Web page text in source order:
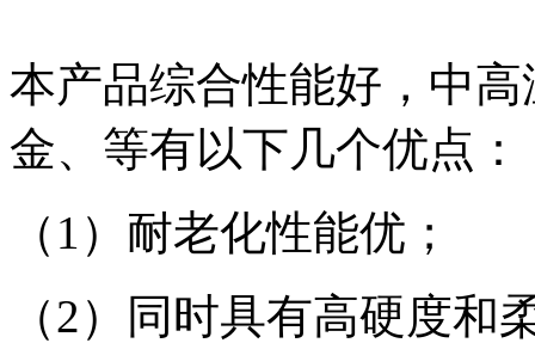
本产品综合性能好，中
金、等有以下几个优点：
（1）耐老化性能优；
（2）同时具有高硬度和